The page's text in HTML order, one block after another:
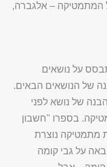
המתמטיקה – אלגברה,
על נושאים
של הנושאים הבאים.
של נושא לפני
בספרו "חשבון
מתמטיקה נוצרת
על גבי קומה